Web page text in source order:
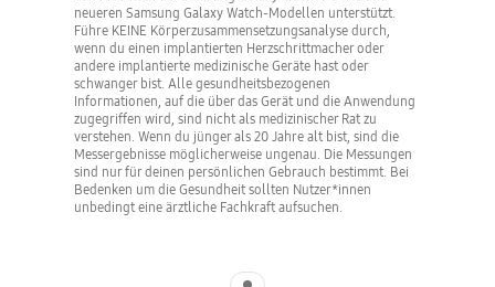
neueren Samsung Galaxy Watch-Modellen unterstützt.
Führe KEINE Körperzusammensetzungsanalyse durch,
wenn du einen implantierten Herzschrittmacher oder
andere implantierte medizinische Geräte hast oder
schwanger bist. Alle gesundheitsbezogenen
Informationen, auf die über das Gerät und die Anwendung
zugegriffen wird, sind nicht als medizinischer Rat zu
verstehen. Wenn du jünger als 20 Jahre alt bist, sind die
Messergebnisse möglicherweise ungenau. Die Messungen
sind nur für deinen persönlichen Gebrauch bestimmt. Bei
Bedenken um die Gesundheit sollten Nutzer*innen
unbedingt eine ärztliche Fachkraft aufsuchen.